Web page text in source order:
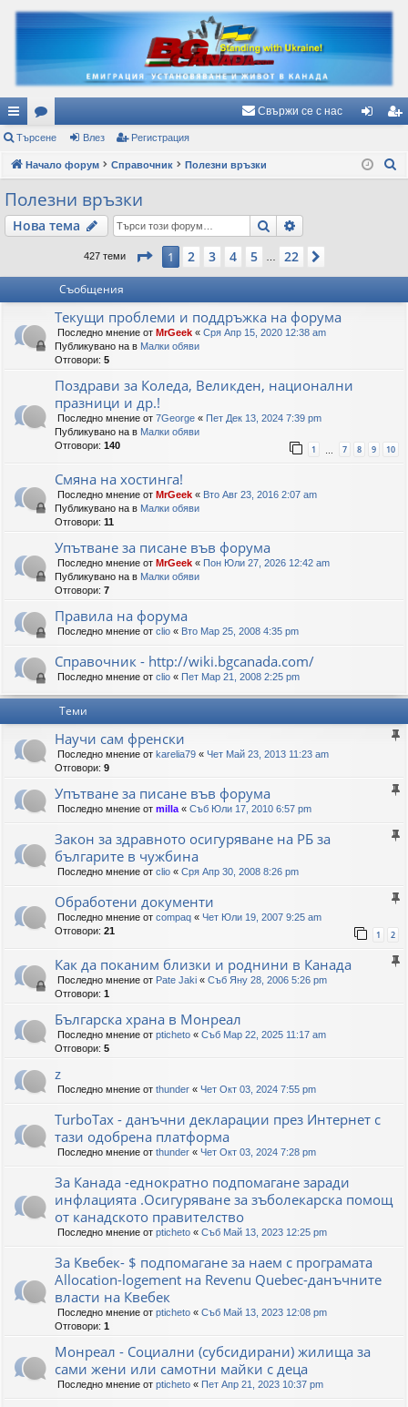
ъ
рз
и
вр
ки
ор
ум
Свържи се с нас
з ис
Търсене Влез Регистрация
Начало форум Справочник Полезни връзки
Полезни връзки
Нова тема Търсене
427 теми Страница от 22
1 2 3 4 5 22
Съобщения
Текущи проблеми и поддръжка на форума
Последно мнение от MrGeek « Сря Апр 15, 2020 12:38 am
Публикувано на в Малки обяви
Отговори: 5
Поздрави за Коледа, Великден, национални
празници и др.!
Последно мнение от 7George « Пет Дек 13, 2024 7:39 pm
Публикувано на в Малки обяви
Отговори: 140 1 7 8 9 10
Смяна на хостинга!
Последно мнение от MrGeek « Вто Авг 23, 2016 2:07 am
Публикувано на в Малки обяви
Отговори: 11
Упътване за писане във форума
Последно мнение от MrGeek « Пон Юли 27, 2026 12:42 am
Публикувано на в Малки обяви
Отговори: 7
Правила на форума
Последно мнение от clio « Вто Мар 25, 2008 4:35 pm
Справочник - http://wiki.bgcanada.com/
Последно мнение от clio « Пет Мар 21, 2008 2:25 pm
Теми
Научи сам френски
Последно мнение от karelia79 « Чет Май 23, 2013 11:23 am
Отговори: 9
Упътване за писане във форума
Последно мнение от milla « Съб Юли 17, 2010 6:57 pm
Закон за здравното осигуряване на РБ за
българите в чужбина
Последно мнение от clio « Сря Апр 30, 2008 8:26 pm
Обработени документи
Последно мнение от compaq « Чет Юли 19, 2007 9:25 am
Отговори: 21 1 2
Как да поканим близки и роднини в Канада
Последно мнение от Pate Jaki « Съб Яну 28, 2006 5:26 pm
Отговори: 1
Българска храна в Монреал
Последно мнение от pticheto « Съб Мар 22, 2025 11:17 am
Отговори: 5
z
Последно мнение от thunder « Чет Окт 03, 2024 7:55 pm
TurboTax - данъчни декларации през Интернет с
тази одобрена платформа
Последно мнение от thunder « Чет Окт 03, 2024 7:28 pm
За Канада -еднократно подпомагане заради
инфлацията .Осигуряване за зъболекарска помощ
от канадското правителство
Последно мнение от pticheto « Съб Май 13, 2023 12:25 pm
За Квебек- $ подпомагане за наем с програмата
Allocation-logement на Revenu Quebec-данъчните
власти на Квебек
Последно мнение от pticheto « Съб Май 13, 2023 12:08 pm
Отговори: 1
Монреал - Социални (субсидирани) жилища за
сами жени или самотни майки с деца
Последно мнение от pticheto « Пет Апр 21, 2023 10:37 pm